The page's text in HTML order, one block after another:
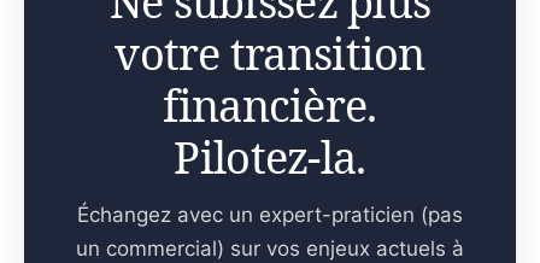
votre transition
financière.
Pilotez-la.
Échangez avec un expert-praticien (pas
un commercial) sur vos enjeux actuels à